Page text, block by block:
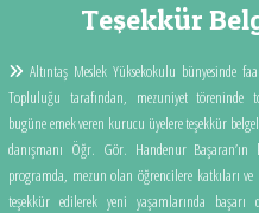
Teşekkür
Altıntaş Meslek Yüksekokulu bünyesinde
Topluluğu tarafından, mezuniyet töreninde
bugüne emek veren kurucu üyelere teşekkür belgeleri
danışmanı Öğr. Gör. Handenur Başaran’ın
programda, mezun olan öğrencilere katkıları ve
teşekkür edilerek yeni yaşamlarında başarı